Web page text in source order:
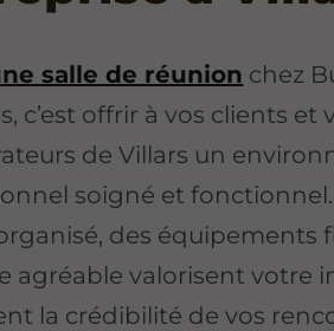
salle de réunion chez
c’est offrir à vos clients et
de Villars un
soigné et
des équipements
agréable valorisent votre
la crédibilité de vos